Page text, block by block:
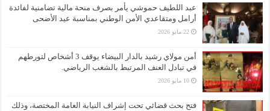
عبد اللطيف حموشي يأمر بصرف منحة مالية تضامنية لفائدة
أرامل ومتقاعدي الأمن الوطني بمناسبة عيد الأضحى
22 مايو 2026
أمن مولاي رشيد بالدار البيضاء يوقف 3 أشخاص لتورطهم
في تبادل العنف المرتبط بالشغب الرياضي.
10 مايو 2026
فتح بحث قضائي تحت إشراف النيابة العامة المختصة، وذلك